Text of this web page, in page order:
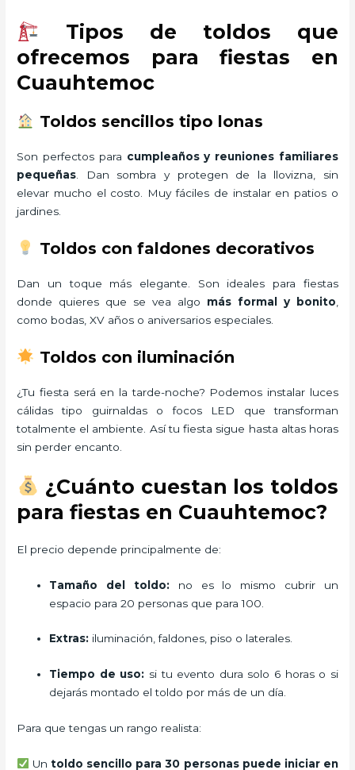
Tipos de toldos que
ofrecemos para fiestas en
Cuauhtemoc
Toldos sencillos tipo lonas
Son perfectos para cumpleaños y reuniones familiares
pequeñas . Dan sombra y protegen de la llovizna, sin
elevar mucho el costo. Muy fáciles de instalar en patios o
jardines.
Toldos con faldones decorativos
Dan un toque más elegante. Son ideales para fiestas
donde quieres que se vea algo más formal y bonito
como bodas, XV años o aniversarios especiales.
Toldos con iluminación
¿Tu fiesta será en la tarde-noche? Podemos instalar luces
cálidas tipo guirnaldas o focos LED que transforman
totalmente el ambiente. Así tu fiesta sigue hasta altas horas
sin perder encanto.
¿Cuánto cuestan los toldos
para fiestas en Cuauhtemoc?
El precio depende principalmente de:
Tamaño del toldo:no es lo mismo cubrir un
espacio para 20 personas que para 100.
Extras: iluminación, faldones, piso o laterales.
Tiempo de uso: si tu evento dura solo 6 horas o si
dejarás montado el toldo por más de un día.
Para que tengas un rango realista:
Un toldo sencillo para 30 personas puede iniciar en